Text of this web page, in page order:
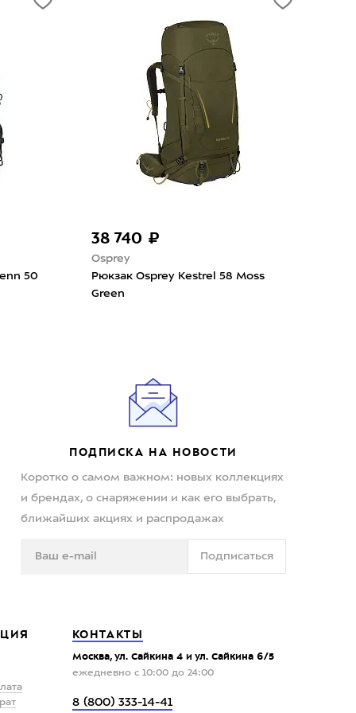
50
38 740 ₽
Osprey
Рюкзак Osprey Kestrel 58 Moss
Green
ПОДПИСКА НА НОВОСТИ
Коротко о самом важном: новых коллекциях
и брендах, о снаряжении и как его выбрать,
ближайших акциях и распродажах
Подписаться
КОНТАКТЫ
Москва, ул. Сайкина 4 и ул. Сайкина 6/5
ежедневно с 10:00 до 24:00
8 (800) 333-14-41